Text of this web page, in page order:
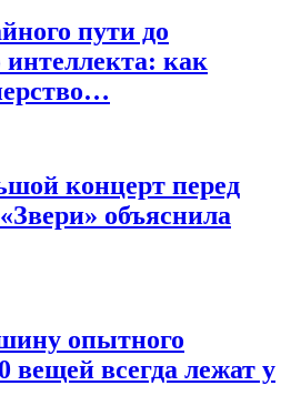
пути до
интеллекта: как
концерт перед
объяснила
опытного
вещей всегда лежат у